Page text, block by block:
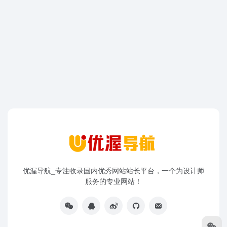
优渥导航_专注收录国内优秀网站站长平台，一个为设计师
服务的专业网站！